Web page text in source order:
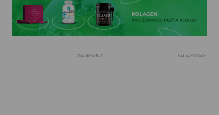
Kód: BR-1400 Kód: EC-NAV337